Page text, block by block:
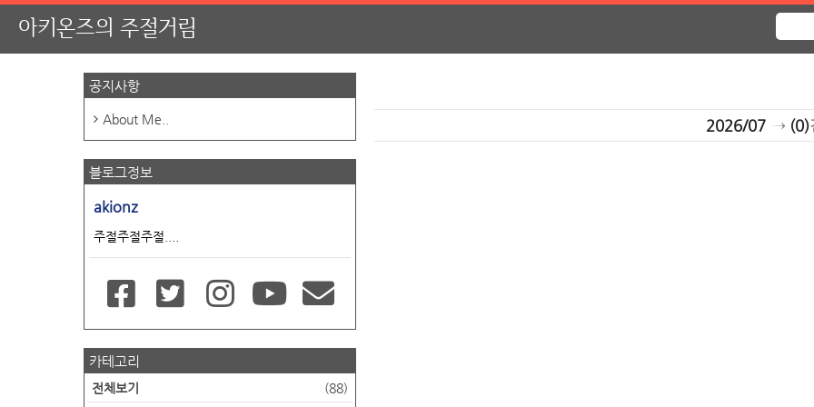
아키온즈의 주절거림
2026/07 → (0)
공지사항
About Me..
블로그정보
akionz
주절주절주절....
카테고리
전체보기 (88)